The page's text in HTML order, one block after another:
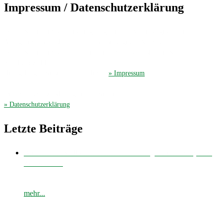
Impressum / Datenschutzerklärung
» Impressum
» Datenschutzerklärung
Letzte Beiträge
mehr...